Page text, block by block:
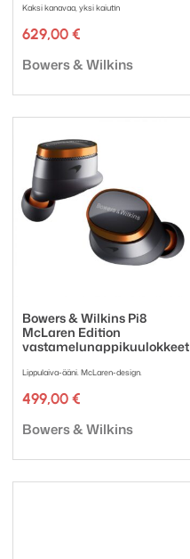
Kaksi kanavaa, yksi kaiutin
629,00 €
Tuotemerkki:
Bowers & Wilkins
Bowers & Wilkins Pi8
McLaren Edition
vastamelunappikuulokkeet
Lippulaiva-ääni. McLaren-design.
499,00 €
Tuotemerkki:
Bowers & Wilkins